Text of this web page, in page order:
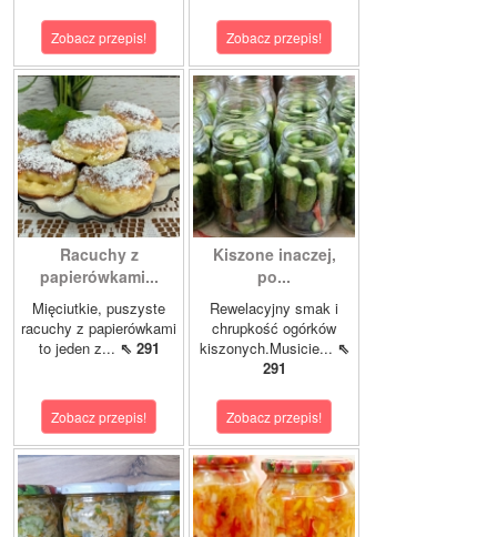
Zobacz przepis! Zobacz przepis!
Racuchy z
papierówkami...
Mięciutkie, puszyste
racuchy z papierówkami
to jeden z... ⇖ 291
Zobacz przepis!
Kiszone inaczej,
po...
Rewelacyjny smak i
chrupkość ogórków
kiszonych.Musicie... ⇖
291
Zobacz przepis!